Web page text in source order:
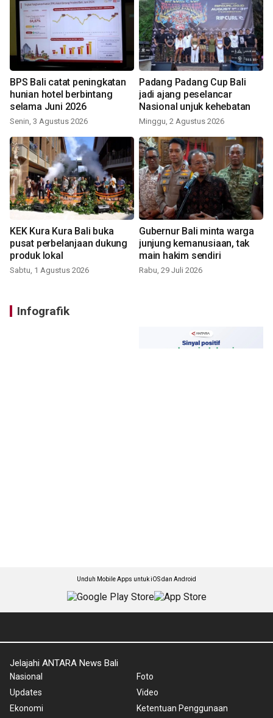
BPS Bali catat peningkatan
hunian hotel berbintang
selama Juni 2026
Senin, 3 Agustus 2026
Padang Padang Cup Bali
jadi ajang peselancar
Nasional unjuk kehebatan
Minggu, 2 Agustus 2026
KEK Kura Kura Bali buka
pusat perbelanjaan dukung
produk lokal
Sabtu, 1 Agustus 2026
Gubernur Bali minta warga
junjung kemanusiaan, tak
main hakim sendiri
Rabu, 29 Juli 2026
Infografik
Unduh Mobile Apps untuk iOS dan Android
Jelajahi ANTARA News Bali
Nasional
Updates
Ekonomi
Foto
Video
Ketentuan Penggunaan